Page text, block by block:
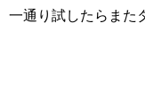
一通り試したらまた